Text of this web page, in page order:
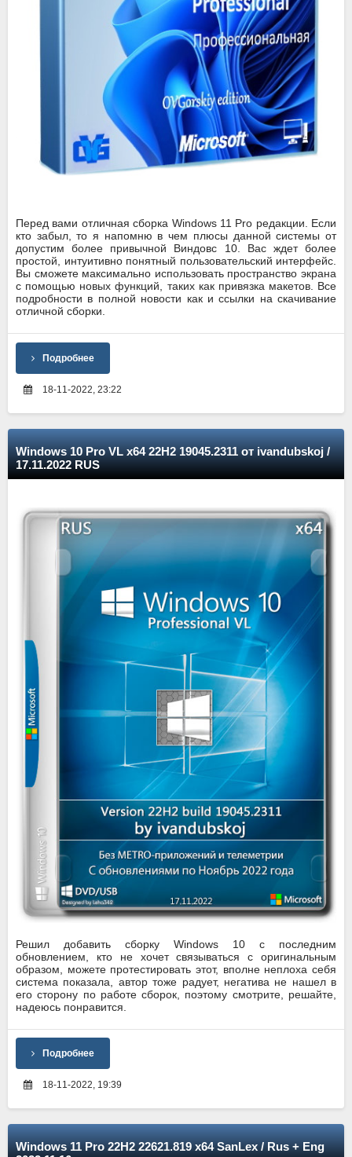
Перед вами отличная сборка Windows 11 Pro редакции. Если
кто забыл, то я напомню в чем плюсы данной системы от
допустим более привычной Виндовс 10. Вас ждет более
простой, интуитивно понятный пользовательский интерфейс.
Вы сможете максимально использовать пространство экрана
с помощью новых функций, таких как привязка макетов. Все
подробности в полной новости как и ссылки на скачивание
отличной сборки.
Подробнее
18-11-2022, 23:22
Windows 10 Pro VL x64 22Н2 19045.2311 от ivandubskoj /
17.11.2022 RUS
Решил добавить сборку Windows 10 с последним
обновлением, кто не хочет связываться с оригинальным
образом, можете протестировать этот, вполне неплоха себя
система показала, автор тоже радует, негатива не нашел в
его сторону по работе сборок, поэтому смотрите, решайте,
надеюсь понравится.
Подробнее
18-11-2022, 19:39
Windows 11 Pro 22H2 22621.819 x64 SanLex / Rus + Eng